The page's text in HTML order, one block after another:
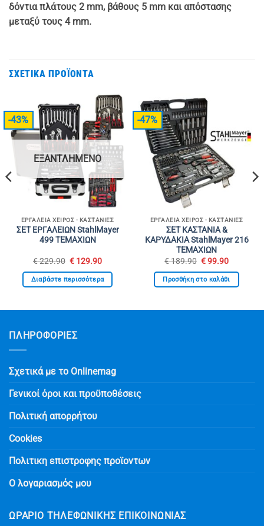
δόντια πλάτους 2 mm, βάθους 5 mm και απόστασης
μεταξύ τους 4 mm.
ΣΧΕΤΙΚΆ ΠΡΟΪΌΝΤΑ
-43%
ΕΞΑΝΤΛΗΜΈΝΟ
ΕΡΓΑΛΕΊΑ ΧΕΙΡΌΣ - ΚΑΣΤΆΝΙΕΣ
ΣΕΤ ΕΡΓΑΛΕΙΩΝ StahlMayer
499 ΤΕΜΑΧΙΩΝ
€229.90 Original
was:
€ 229.90.
€ 129.90Η
τιμή
είναι:
Διαβάστε περισσότερα
-47%
ΕΡΓΑΛΕΊΑ ΧΕΙΡΌΣ - ΚΑΣΤΆΝΙΕΣ
ΣΕΤ ΚΑΣΤΑΝΙΑ &
ΚΑΡΥΔΑΚΙΑ StahlMayer 216
ΤΕΜΑΧΙΩΝ
€189.90 Original
was:
€ 189.90.
€99.90Η
τιμή
είναι:
Προσθήκη στο καλάθι
ΠΛΗΡΟΦΟΡΙΕΣ
Σχετικά με το Onlinemag
Γενικοί όροι και προϋποθέσεις
Πολιτική απορρήτου
Cookies
Πολιτικη επιστροφης προϊοντων
Ο λογαριασμός μου
ΩΡΆΡΙΟ ΤΗΛΕΦΩΝΙΚΉΣ ΕΠΙΚΟΙΝΩΝΊΑΣ